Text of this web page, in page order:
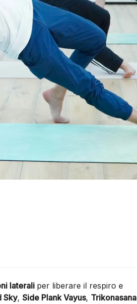
laterali per liberare il respiro e
Sky,Side Plank Vayus, Trikonasana